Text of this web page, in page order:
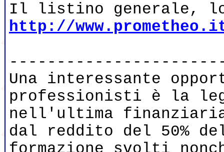
Il listino generale,
http://
Una interessante
professionisti è la
nell'ultima
dal reddito del 50%